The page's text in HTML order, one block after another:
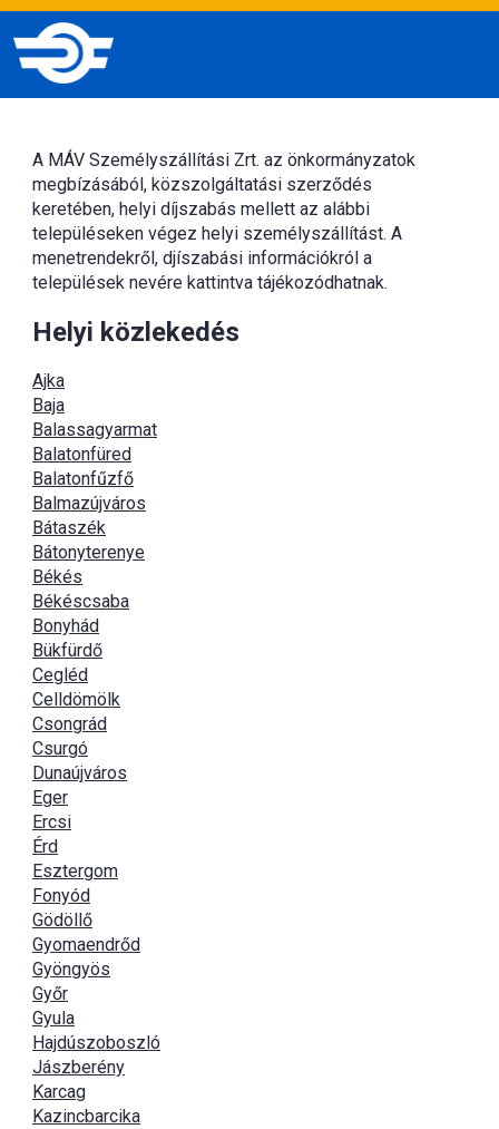
A MÁV Személyszállítási Zrt. az önkormányzatok
megbízásából, közszolgáltatási szerződés
keretében, helyi díjszabás mellett az alábbi
településeken végez helyi személyszállítást. A
menetrendekről, djíszabási információkról a
települések nevére kattintva tájékozódhatnak.
Helyi közlekedés
Ajka
Baja
Balassagyarmat
Balatonfüred
Balatonfűzfő
Balmazújváros
Bátaszék
Bátonyterenye
Békés
Békéscsaba
Bonyhád
Bükfürdő
Cegléd
Celldömölk
Csongrád
Csurgó
Dunaújváros
Eger
Ercsi
Érd
Esztergom
Fonyód
Gödöllő
Gyomaendrőd
Gyöngyös
Győr
Gyula
Hajdúszoboszló
Jászberény
Karcag
Kazincbarcika